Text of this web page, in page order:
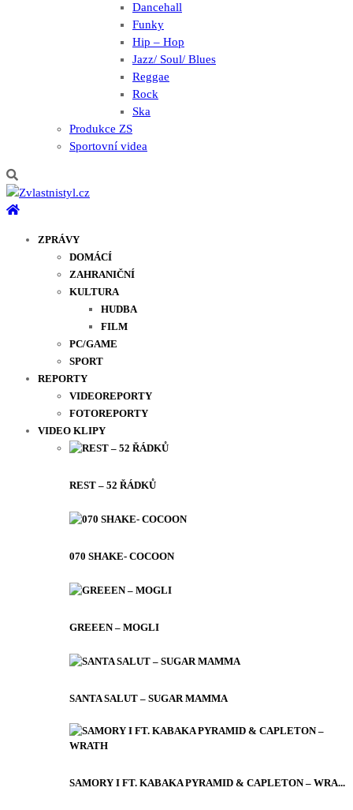
Dancehall
Funky
Hip – Hop
Jazz/ Soul/ Blues
Reggae
Rock
Ska
Produkce ZS
Sportovní videa
ZPRÁVY
DOMÁCÍ
ZAHRANIČNÍ
KULTURA
HUDBA
FILM
PC/GAME
SPORT
REPORTY
VIDEOREPORTY
FOTOREPORTY
VIDEO KLIPY
REST – 52 ŘÁDKŮ
070 SHAKE- COCOON
GREEEN – MOGLI
SANTA SALUT – SUGAR MAMMA
SAMORY I FT. KABAKA PYRAMID & CAPLETON – WRA...